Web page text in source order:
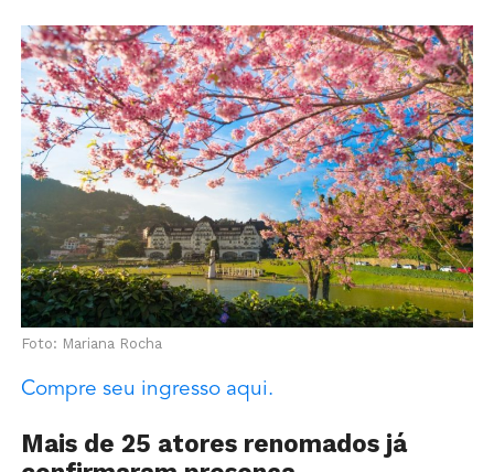
Foto: Mariana Rocha
Compre seu ingresso aqui.
Mais de 25 atores renomados já